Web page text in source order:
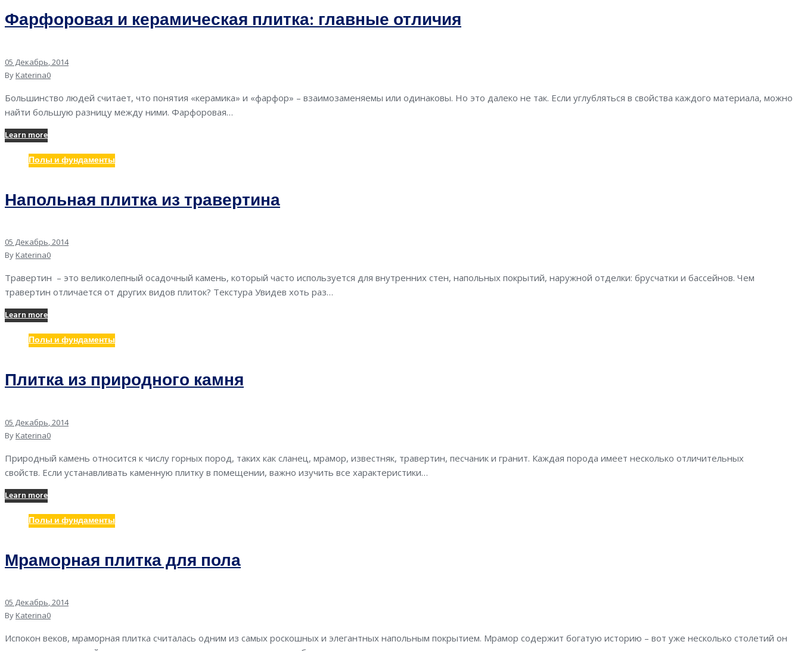
Фарфоровая и керамическая плитка: главные отличия
05 Декабрь, 2014
By Katerina0
Большинство людей считает, что понятия «керамика» и «фарфор» – взаимозаменяемы или одинаковы. Но это далеко не так. Если углубляться в свойства каждого материала, можно
найти большую разницу между ними. Фарфоровая…
Learn more
Полы и фундаменты
Напольная плитка из травертина
05 Декабрь, 2014
By Katerina0
Травертин – это великолепный осадочный камень, который часто используется для внутренних стен, напольных покрытий, наружной отделки: брусчатки и бассейнов. Чем
травертин отличается от других видов плиток? Текстура Увидев хоть раз…
Learn more
Полы и фундаменты
Плитка из природного камня
05 Декабрь, 2014
By Katerina0
Природный камень относится к числу горных пород, таких как сланец, мрамор, известняк, травертин, песчаник и гранит. Каждая порода имеет несколько отличительных
свойств. Если устанавливать каменную плитку в помещении, важно изучить все характеристики…
Learn more
Полы и фундаменты
Мраморная плитка для пола
05 Декабрь, 2014
By Katerina0
Испокон веков, мраморная плитка считалась одним из самых роскошных и элегантных напольным покрытием. Мрамор содержит богатую историю – вот уже несколько столетий он